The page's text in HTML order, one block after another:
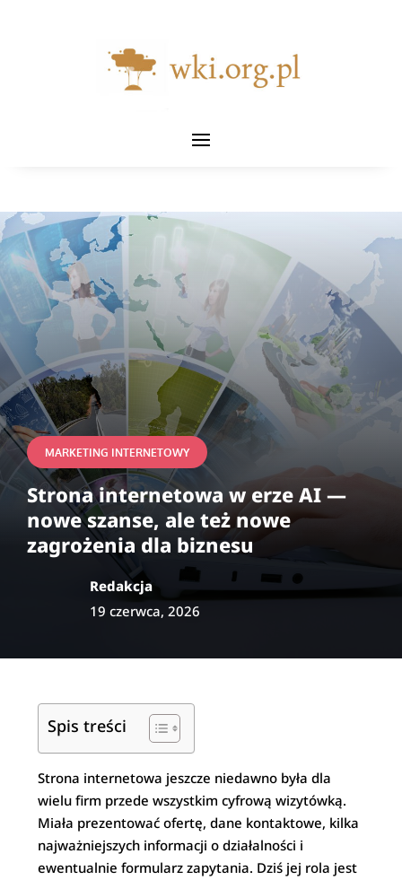
MARKETING INTERNETOWY
Strona internetowa w erze AI —
nowe szanse, ale też nowe
zagrożenia dla biznesu
Redakcja
19 czerwca, 2026
Spis treści
Strona internetowa jeszcze niedawno była dla
wielu firm przede wszystkim cyfrową wizytówką.
Miała prezentować ofertę, dane kontaktowe, kilka
najważniejszych informacji o działalności i
ewentualnie formularz zapytania. Dziś jej rola jest